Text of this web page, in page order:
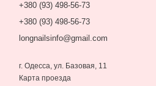
+380 (93) 498-56-73
+380 (93) 498-56-73
longnailsinfo@gmail.com
г. Одесса, ул. Базовая, 11
Карта проезда